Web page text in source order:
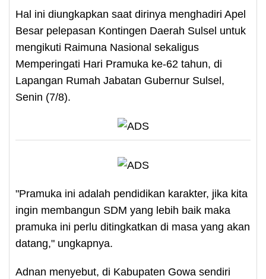
Hal ini diungkapkan saat dirinya menghadiri Apel
Besar pelepasan Kontingen Daerah Sulsel untuk
mengikuti Raimuna Nasional sekaligus
Memperingati Hari Pramuka ke-62 tahun, di
Lapangan Rumah Jabatan Gubernur Sulsel,
Senin (7/8).
"Pramuka ini adalah pendidikan karakter, jika kita
ingin membangun SDM yang lebih baik maka
pramuka ini perlu ditingkatkan di masa yang akan
datang," ungkapnya.
Adnan menyebut, di Kabupaten Gowa sendiri